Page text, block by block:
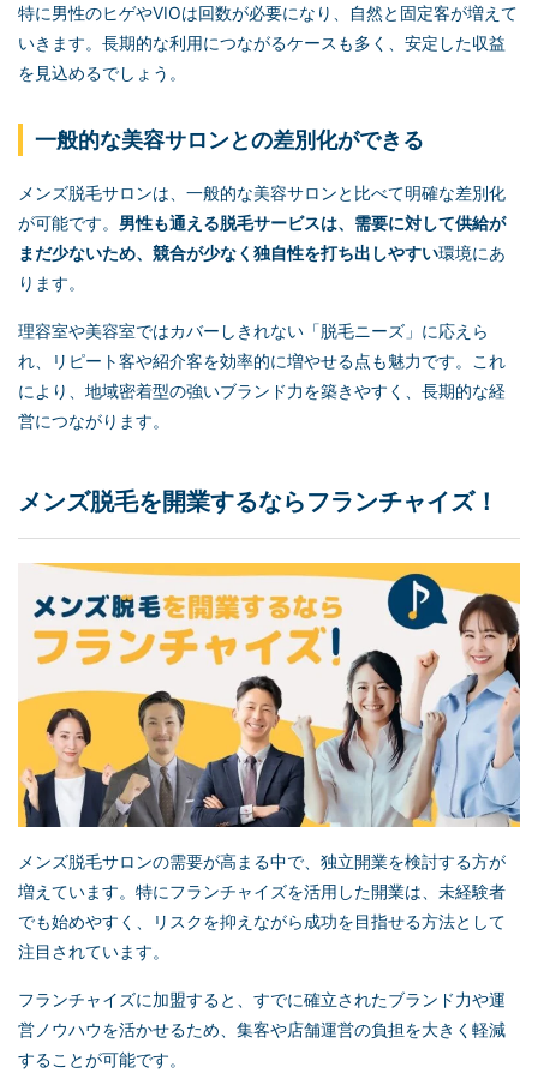
特に男性のヒゲやVIOは回数が必要になり、自然と固定客が増えて
いきます。長期的な利用につながるケースも多く、安定した収益
を見込めるでしょう。
一般的な美容サロンとの差別化ができる
メンズ脱毛サロンは、一般的な美容サロンと比べて明確な差別化
が可能です。 男性も通える脱毛サービスは、需要に対して供給が
まだ少ないため、競合が少なく独自性を打ち出しやすい環境にあ
ります。
理容室や美容室ではカバーしきれない「脱毛ニーズ」に応えら
れ、リピート客や紹介客を効率的に増やせる点も魅力です。これ
により、地域密着型の強いブランド力を築きやすく、長期的な経
営につながります。
メンズ脱毛を開業するならフランチャイズ！
メンズ脱毛サロンの需要が高まる中で、独立開業を検討する方が
増えています。特にフランチャイズを活用した開業は、未経験者
でも始めやすく、リスクを抑えながら成功を目指せる方法として
注目されています。
フランチャイズに加盟すると、すでに確立されたブランド力や運
営ノウハウを活かせるため、集客や店舗運営の負担を大きく軽減
することが可能です。